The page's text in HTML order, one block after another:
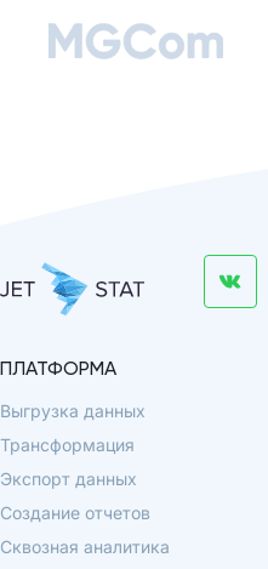
ПЛАТФОРМА
Выгрузка данных
Трансформация
Экспорт данных
Создание отчетов
Сквозная аналитика